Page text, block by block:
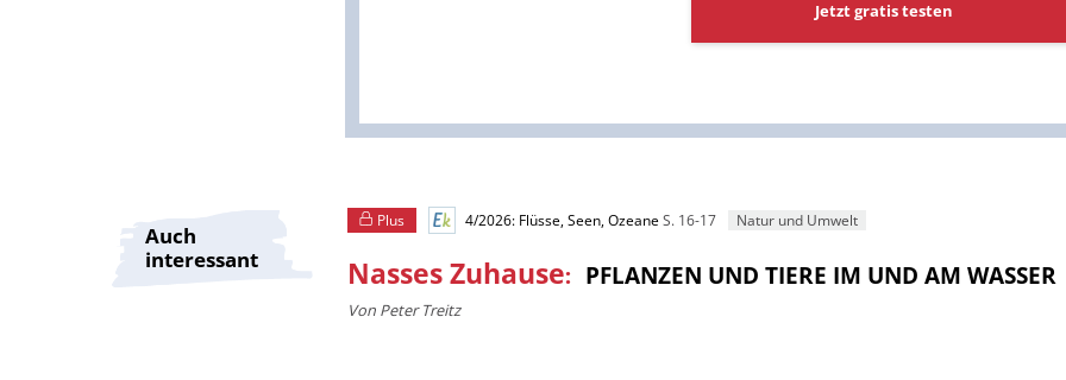
Jetzt gratis testen
Überschrift
Auch
interessant
Plus 4/2026: Flüsse, Seen, OzeaneS. 16-17 Natur und Umwelt
Nasses Zuhause: PFLANZEN UND TIERE IM UND AM WASSER
Von Peter Treitz